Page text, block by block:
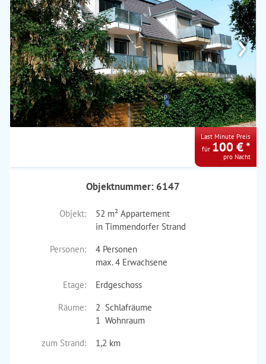
›
Last Minute Preis
für 100 € *
pro Nacht
Objektnummer: 6147
Objekt:
52 m² Appartement
in Timmendorfer Strand
Personen:
4 Personen
max. 4 Erwachsene
Etage:
Erdgeschoss
Räume:
2 Schlafräume
1 Wohnraum
zum Strand:
1,2 km